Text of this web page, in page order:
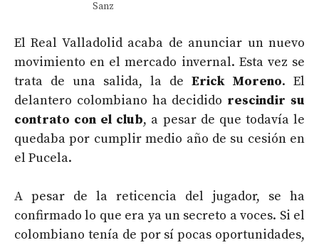
Sanz
El Real Valladolid acaba de anunciar un nuevo
movimiento en el mercado invernal. Esta vez se
trata de una salida, la de Erick Moreno. El
delantero colombiano ha decidido rescindir su
contrato con el club, a pesar de que todavía le
quedaba por cumplir medio año de su cesión en
el Pucela.
A pesar de la reticencia del jugador, se ha
confirmado lo que era ya un secreto a voces. Si el
colombiano tenía de por sí pocas oportunidades,